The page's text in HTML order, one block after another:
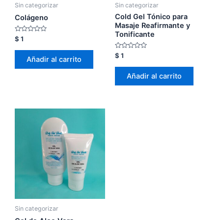
Sin categorizar
Colágeno
Valorado
con
0
$ 1
Añadir al carrito
Sin categorizar
Cold Gel Tónico para
Masaje Reafirmante y
Tonificante
Valorado
con
0
$ 1
Añadir al carrito
Sin categorizar